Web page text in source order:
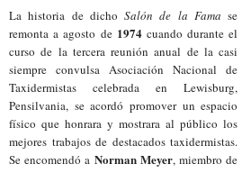
La historia de dichoSalón de la Fama se
remonta a agosto de 1974cuando durante el
curso de la tercera reunión anual de la casi
siempre convulsa Asociación Nacional de
Taxidermistas celebrada en Lewisburg,
Pensilvania, se acordó promover un espacio
físico que honrara y mostrara al público los
mejores trabajos de destacados taxidermistas.
Se encomendó a Norman Meyer, miembro de